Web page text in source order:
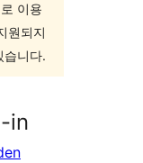
이용
원되지
습니다.
in